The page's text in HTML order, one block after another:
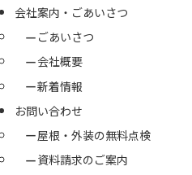
会社案内・ごあいさつ
ごあいさつ
会社概要
新着情報
お問い合わせ
屋根・外装の無料点検
資料請求のご案内